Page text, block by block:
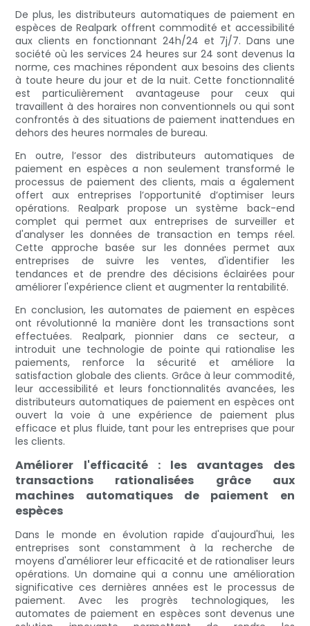
De plus, les distributeurs automatiques de paiement en
espèces de Realpark offrent commodité et accessibilité
aux clients en fonctionnant 24h/24 et 7j/7. Dans une
société où les services 24 heures sur 24 sont devenus la
norme, ces machines répondent aux besoins des clients
à toute heure du jour et de la nuit. Cette fonctionnalité
est particulièrement avantageuse pour ceux qui
travaillent à des horaires non conventionnels ou qui sont
confrontés à des situations de paiement inattendues en
dehors des heures normales de bureau.
En outre, l’essor des distributeurs automatiques de
paiement en espèces a non seulement transformé le
processus de paiement des clients, mais a également
offert aux entreprises l’opportunité d’optimiser leurs
opérations. Realpark propose un système back-end
complet qui permet aux entreprises de surveiller et
d'analyser les données de transaction en temps réel.
Cette approche basée sur les données permet aux
entreprises de suivre les ventes, d'identifier les
tendances et de prendre des décisions éclairées pour
améliorer l'expérience client et augmenter la rentabilité.
En conclusion, les automates de paiement en espèces
ont révolutionné la manière dont les transactions sont
effectuées. Realpark, pionnier dans ce secteur, a
introduit une technologie de pointe qui rationalise les
paiements, renforce la sécurité et améliore la
satisfaction globale des clients. Grâce à leur commodité,
leur accessibilité et leurs fonctionnalités avancées, les
distributeurs automatiques de paiement en espèces ont
ouvert la voie à une expérience de paiement plus
efficace et plus fluide, tant pour les entreprises que pour
les clients.
Améliorer l'efficacité : les avantages des
transactions rationalisées grâce aux
machines automatiques de paiement en
espèces
Dans le monde en évolution rapide d'aujourd'hui, les
entreprises sont constamment à la recherche de
moyens d'améliorer leur efficacité et de rationaliser leurs
opérations. Un domaine qui a connu une amélioration
significative ces dernières années est le processus de
paiement. Avec les progrès technologiques, les
automates de paiement en espèces sont devenus une